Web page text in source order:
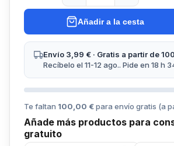
Añadir a la cesta
Envío 3,99 € · Gratis a partir de
Recíbelo el 11-12 ago.. Pide en 18 h
Te faltan 100,00 €para envío gratis (a
Añade más productos para
gratuito